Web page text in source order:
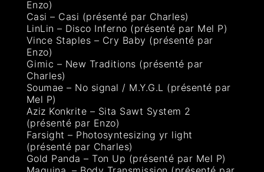
Enzo)
Casi – Casi (présenté par Charles)
LinLin – Disco Inferno (présenté par Mel P)
Vince Staples – Cry Baby (présenté par
Enzo)
Gimic – New Traditions (présenté par
Charles)
Soumae – No signal / M.Y.G.L (présenté par
Mel P)
Aziz Konkrite – Sita Sawt System 2
(présenté par Enzo)
Farsight – Photosyntesizing yr light
(présenté par Charles)
Gold Panda – Ton Up (présenté par Mel P)